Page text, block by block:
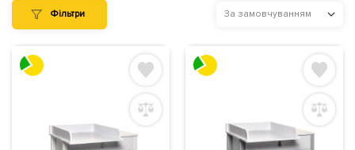
Фільтри За замовчуванням